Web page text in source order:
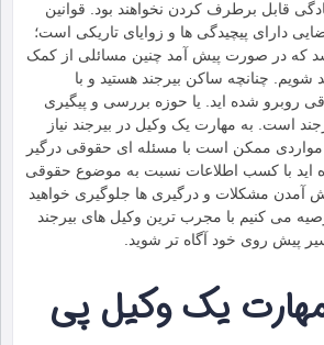
قابل برطرف کردن نخواهند بود. قوانین
دارای پیچیدگی ها و زوایای تاریکی است؛
که در صورت پیش آمد چنین مسائلی از کمک
شویم. چنانچه ساکن بیرجند هستید و با
روبرو شده‌ اید. یا حوزه بررسی و پیگیری
است. به مهارت یک وکیل در بیرجند نیاز
ممکن است با مسئله ای حقوقی درگیر
اید با کسب اطلاعات نسبت به موضوع حقوقی
آمدن مشکلات و درگیری ها جلوگیری خواهید
می کنیم با مجرب ترین وکیل های بیرجند
پیش روی خود آگاه تر شوید.
یک وکیل پی